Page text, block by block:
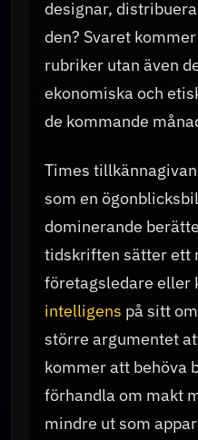
designar,
den? Svaret
rubriker utan även
ekonomiska och
de kommande
Times
som en
dominerande
tidskriften sätter ett
företagsledare eller
intelligens på sitt
större argumentet
kommer att behöva
förhandla om makt
mindre ut som